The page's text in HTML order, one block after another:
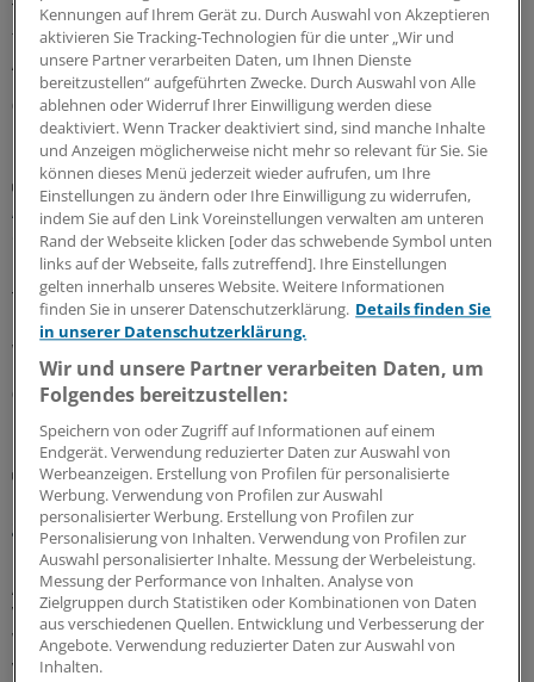
Teplizumab hat der Gemeinsame Bundesausschuss
festgestellt. Für die Bewertung war beobachtendes
Abwarten vorgegeben worden.
06.08.2026
Diabetische Retinopathie
Auch seltene, milde Hypoglykämien gefährden
die Netzhaut
Eine gute Blutzuckerkontrolle senkt bei Menschen mit
Typ-2-Diabetes das Risiko für eine diabetische
Retinopathie. Dabei zählt mehr als der HbA -Wert.
Wichtig ist auch, Unterzuckerungen zu vermeiden.
06.08.2026
Risiko einschätzen und Lebensstil ändern
Diabetes und Vorhofflimmern: Das hilft gegen die
gefährliche Kombi
Ein Diabetes schlägt auf Nerven, Nieren, Gefäße und
Augen. Dass er auch Herzrhythmusstörungen und
Vorhofflimmern begünstigen kann, ist weniger bekannt.
Wie Sie Ihre Patientinnen und Patienten bestmöglich
versorgen.
Kennungen auf Ihrem Gerät zu. Durch Auswahl von Akzeptieren
aktivieren Sie Tracking-Technologien für die unter „Wir und
unsere Partner verarbeiten Daten, um Ihnen Dienste
bereitzustellen“ aufgeführten Zwecke. Durch Auswahl von Alle
ablehnen oder Widerruf Ihrer Einwilligung werden diese
deaktiviert. Wenn Tracker deaktiviert sind, sind manche Inhalte
und Anzeigen möglicherweise nicht mehr so relevant für Sie. Sie
können dieses Menü jederzeit wieder aufrufen, um Ihre
Einstellungen zu ändern oder Ihre Einwilligung zu widerrufen,
indem Sie auf den Link Voreinstellungen verwalten am unteren
Rand der Webseite klicken [oder das schwebende Symbol unten
links auf der Webseite, falls zutreffend]. Ihre Einstellungen
gelten innerhalb unseres Website. Weitere Informationen
finden Sie in unserer Datenschutzerklärung. Details finden Sie
in unserer Datenschutzerklärung.
Wir und unsere Partner verarbeiten Daten, um
Folgendes bereitzustellen:
Speichern von oder Zugriff auf Informationen auf einem
Endgerät. Verwendung reduzierter Daten zur Auswahl von
Werbeanzeigen. Erstellung von Profilen für personalisierte
Werbung. Verwendung von Profilen zur Auswahl
personalisierter Werbung. Erstellung von Profilen zur
Personalisierung von Inhalten. Verwendung von Profilen zur
Auswahl personalisierter Inhalte. Messung der Werbeleistung.
Messung der Performance von Inhalten. Analyse von
Zielgruppen durch Statistiken oder Kombinationen von Daten
aus verschiedenen Quellen. Entwicklung und Verbesserung der
Angebote. Verwendung reduzierter Daten zur Auswahl von
Inhalten.